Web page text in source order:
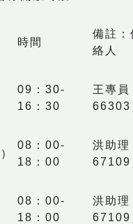
時間
備註：
絡人
09：30-
16：30
王專員
66303
08：00-
18：00
洪助理
67109
08：00-
18：00
洪助理
67109